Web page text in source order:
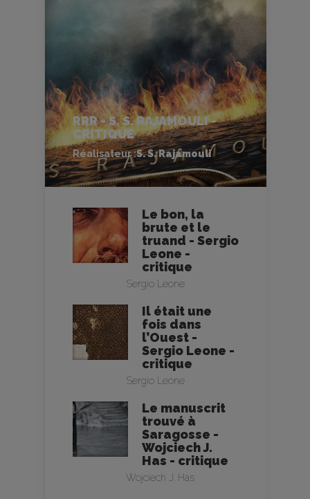
RRR - S. S. RAJAMOULI -
CRITIQUE
Réalisateur :S. S. Rajamouli
Le bon, la
brute et le
truand - Sergio
Leone -
critique
Sergio Leone
Il était une
fois dans
l’Ouest -
Sergio Leone -
critique
Sergio Leone
Le manuscrit
trouvé à
Saragosse -
Wojciech J.
Has - critique
Wojciech J. Has